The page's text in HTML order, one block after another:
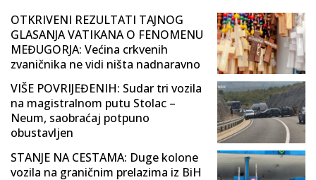
OTKRIVENI REZULTATI TAJNOG
GLASANJA VATIKANA O FENOMENU
MEĐUGORJA: Većina crkvenih
zvaničnika ne vidi ništa nadnaravno
VIŠE POVRIJEĐENIH: Sudar tri vozila
na magistralnom putu Stolac –
Neum, saobraćaj potpuno
obustavljen
STANJE NA CESTAMA: Duge kolone
vozila na graničnim prelazima iz BiH